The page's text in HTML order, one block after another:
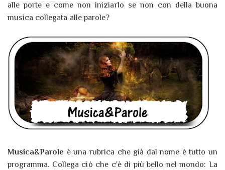
alle porte e come non iniziarlo se non con della buona
musica collegata alle parole?
Musica&Parole è una rubrica che già dal nome è tutto un
programma. Collega ciò che c'è di più bello nel mondo: La